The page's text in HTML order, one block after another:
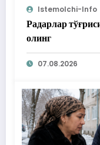
Istemolchi-Info
Радарлар
олинг
07.08.2026